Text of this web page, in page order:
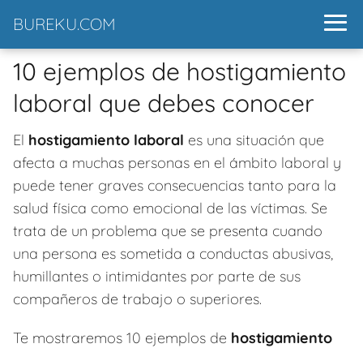
BUREKU.COM
10 ejemplos de hostigamiento
laboral que debes conocer
El hostigamiento laboral es una situación que
afecta a muchas personas en el ámbito laboral y
puede tener graves consecuencias tanto para la
salud física como emocional de las víctimas. Se
trata de un problema que se presenta cuando
una persona es sometida a conductas abusivas,
humillantes o intimidantes por parte de sus
compañeros de trabajo o superiores.
Te mostraremos 10 ejemplos de hostigamiento